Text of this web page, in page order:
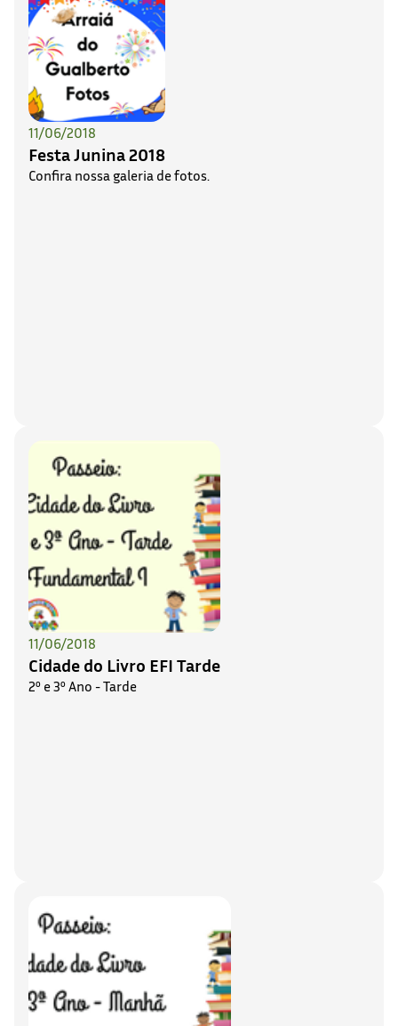
11/06/2018
Festa Junina 2018
Confira nossa galeria de fotos.
11/06/2018
Cidade do Livro EFI Tarde
2º e 3º Ano - Tarde